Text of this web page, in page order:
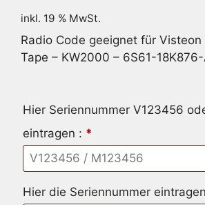
inkl. 19 % MwSt.
Radio Code geeignet für
Tape – KW2000 – 6S61-
Hier Seriennummer V123456
eintragen : *
Hier die Seriennummer